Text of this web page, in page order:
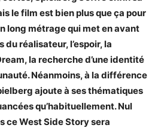
le film est bien plus que ça pour
long métrage qui met en avant
réalisateur, l’espoir, la
la recherche d’une identité
Néanmoins, à la différence
ajoute à ses thématiques
qu’habituellement. Nul
ce West Side Story sera